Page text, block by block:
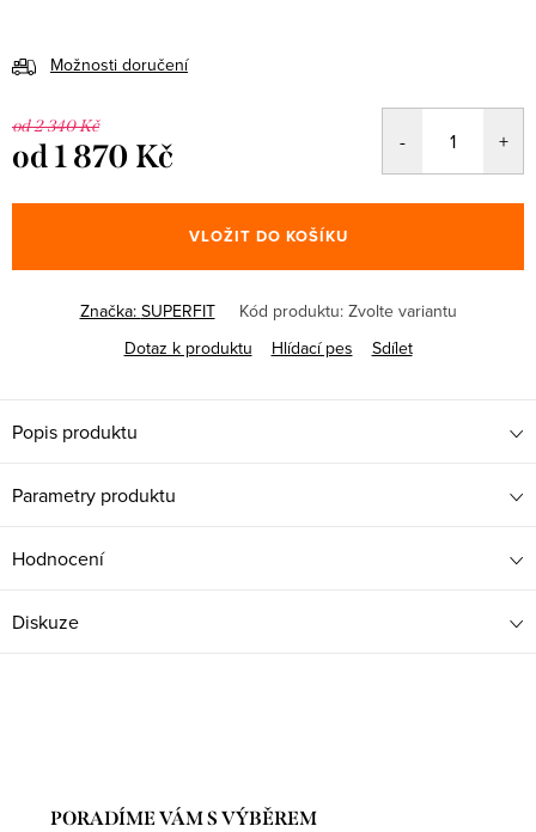
Možnosti doručení
od 2 340 Kč
od1 870 Kč
cena:
VLOŽIT DO KOŠÍKU
Značka: SUPERFIT Kód produktu: Zvolte variantu
Dotaz k produktu
Hlídací pes Sdílet
Popis produktu
Parametry produktu
Hodnocení
Diskuze
PORADÍME VÁM S VÝBĚREM